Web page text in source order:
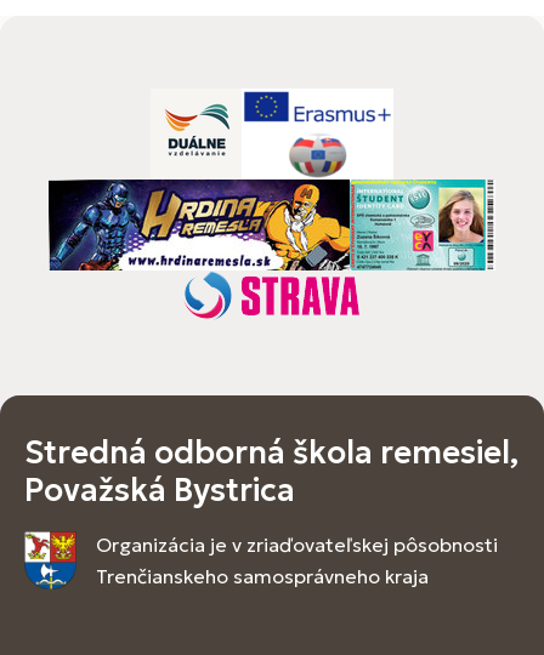
Stredná odborná škola remesiel,
Považská Bystrica
Organizácia je v zriaďovateľskej pôsobnosti
Trenčianskeho samosprávneho kraja